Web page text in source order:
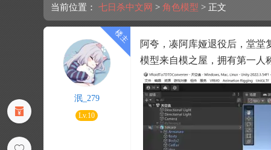
当前位置： 七日杀中文网 > 角色模型 > 正文
泯_279
Lv.10
阿夸，凑阿库娅退役后，堂堂
模型来自模之屋，拥有第一人